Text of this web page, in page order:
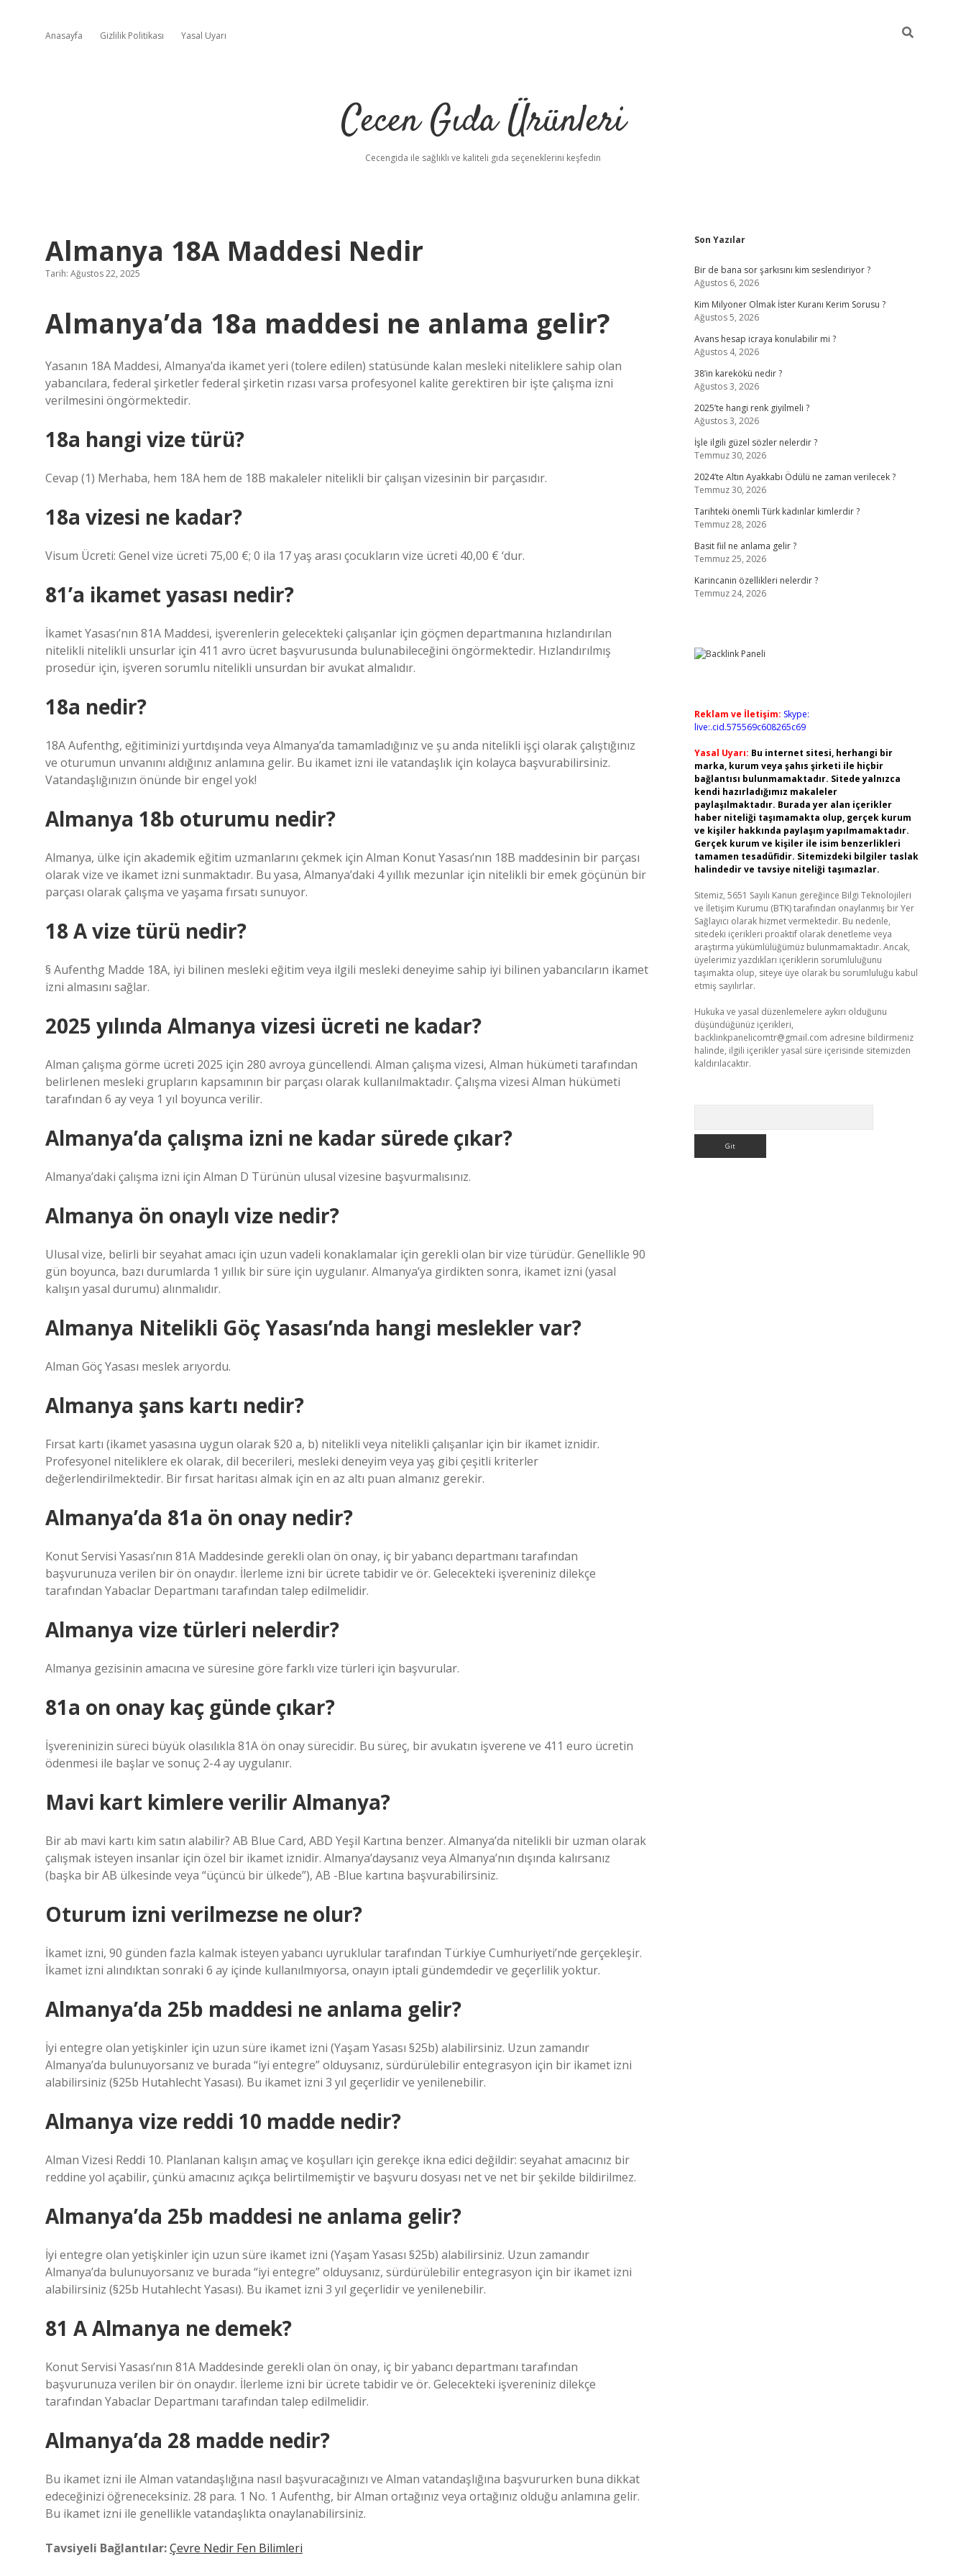
Anasayfa Gizlilik Politikası Yasal Uyarı
Cecen Gıda Ürünleri
Cecengida ile sağlıklı ve kaliteli gıda seçeneklerini keşfedin
Almanya 18A Maddesi Nedir
Tarih: Ağustos 22, 2025
Almanya’da 18a maddesi ne anlama gelir?
Yasanın 18A Maddesi, Almanya’da ikamet yeri (tolere edilen) statüsünde kalan mesleki niteliklere sahip olan
yabancılara, federal şirketler federal şirketin rızası varsa profesyonel kalite gerektiren bir işte çalışma izni
verilmesini öngörmektedir.
18a hangi vize türü?
Cevap (1) Merhaba, hem 18A hem de 18B makaleler nitelikli bir çalışan vizesinin bir parçasıdır.
18a vizesi ne kadar?
Visum Ücreti: Genel vize ücreti 75,00 €; 0 ila 17 yaş arası çocukların vize ücreti 40,00 € ‘dur.
81’a ikamet yasası nedir?
İkamet Yasası’nın 81A Maddesi, işverenlerin gelecekteki çalışanlar için göçmen departmanına hızlandırılan
nitelikli nitelikli unsurlar için 411 avro ücret başvurusunda bulunabileceğini öngörmektedir. Hızlandırılmış
prosedür için, işveren sorumlu nitelikli unsurdan bir avukat almalıdır.
18a nedir?
18A Aufenthg, eğitiminizi yurtdışında veya Almanya’da tamamladığınız ve şu anda nitelikli işçi olarak çalıştığınız
ve oturumun unvanını aldığınız anlamına gelir. Bu ikamet izni ile vatandaşlık için kolayca başvurabilirsiniz.
Vatandaşlığınızın önünde bir engel yok!
Almanya 18b oturumu nedir?
Almanya, ülke için akademik eğitim uzmanlarını çekmek için Alman Konut Yasası’nın 18B maddesinin bir parçası
olarak vize ve ikamet izni sunmaktadır. Bu yasa, Almanya’daki 4 yıllık mezunlar için nitelikli bir emek göçünün bir
parçası olarak çalışma ve yaşama fırsatı sunuyor.
18 A vize türü nedir?
§ Aufenthg Madde 18A, iyi bilinen mesleki eğitim veya ilgili mesleki deneyime sahip iyi bilinen yabancıların ikamet
izni almasını sağlar.
2025 yılında Almanya vizesi ücreti ne kadar?
Alman çalışma görme ücreti 2025 için 280 avroya güncellendi. Alman çalışma vizesi, Alman hükümeti tarafından
belirlenen mesleki grupların kapsamının bir parçası olarak kullanılmaktadır. Çalışma vizesi Alman hükümeti
tarafından 6 ay veya 1 yıl boyunca verilir.
Almanya’da çalışma izni ne kadar sürede çıkar?
Almanya’daki çalışma izni için Alman D Türünün ulusal vizesine başvurmalısınız.
Almanya ön onaylı vize nedir?
Ulusal vize, belirli bir seyahat amacı için uzun vadeli konaklamalar için gerekli olan bir vize türüdür. Genellikle 90
gün boyunca, bazı durumlarda 1 yıllık bir süre için uygulanır. Almanya’ya girdikten sonra, ikamet izni (yasal
kalışın yasal durumu) alınmalıdır.
Almanya Nitelikli Göç Yasası’nda hangi meslekler var?
Alman Göç Yasası meslek arıyordu.
Almanya şans kartı nedir?
Fırsat kartı (ikamet yasasına uygun olarak §20 a, b) nitelikli veya nitelikli çalışanlar için bir ikamet iznidir.
Profesyonel niteliklere ek olarak, dil becerileri, mesleki deneyim veya yaş gibi çeşitli kriterler
değerlendirilmektedir. Bir fırsat haritası almak için en az altı puan almanız gerekir.
Almanya’da 81a ön onay nedir?
Konut Servisi Yasası’nın 81A Maddesinde gerekli olan ön onay, iç bir yabancı departmanı tarafından
başvurunuza verilen bir ön onaydır. İlerleme izni bir ücrete tabidir ve ör. Gelecekteki işvereniniz dilekçe
tarafından Yabaclar Departmanı tarafından talep edilmelidir.
Almanya vize türleri nelerdir?
Almanya gezisinin amacına ve süresine göre farklı vize türleri için başvurular.
81a on onay kaç günde çıkar?
İşvereninizin süreci büyük olasılıkla 81A ön onay sürecidir. Bu süreç, bir avukatın işverene ve 411 euro ücretin
ödenmesi ile başlar ve sonuç 2-4 ay uygulanır.
Mavi kart kimlere verilir Almanya?
Bir ab mavi kartı kim satın alabilir? AB Blue Card, ABD Yeşil Kartına benzer. Almanya’da nitelikli bir uzman olarak
çalışmak isteyen insanlar için özel bir ikamet iznidir. Almanya’daysanız veya Almanya’nın dışında kalırsanız
(başka bir AB ülkesinde veya “üçüncü bir ülkede”), AB -Blue kartına başvurabilirsiniz.
Oturum izni verilmezse ne olur?
İkamet izni, 90 günden fazla kalmak isteyen yabancı uyruklular tarafından Türkiye Cumhuriyeti’nde gerçekleşir.
İkamet izni alındıktan sonraki 6 ay içinde kullanılmıyorsa, onayın iptali gündemdedir ve geçerlilik yoktur.
Almanya’da 25b maddesi ne anlama gelir?
İyi entegre olan yetişkinler için uzun süre ikamet izni (Yaşam Yasası §25b) alabilirsiniz. Uzun zamandır
Almanya’da bulunuyorsanız ve burada “iyi entegre” olduysanız, sürdürülebilir entegrasyon için bir ikamet izni
alabilirsiniz (§25b Hutahlecht Yasası). Bu ikamet izni 3 yıl geçerlidir ve yenilenebilir.
Almanya vize reddi 10 madde nedir?
Alman Vizesi Reddi 10. Planlanan kalışın amaç ve koşulları için gerekçe ikna edici değildir: seyahat amacınız bir
reddine yol açabilir, çünkü amacınız açıkça belirtilmemiştir ve başvuru dosyası net ve net bir şekilde bildirilmez.
Almanya’da 25b maddesi ne anlama gelir?
İyi entegre olan yetişkinler için uzun süre ikamet izni (Yaşam Yasası §25b) alabilirsiniz. Uzun zamandır
Almanya’da bulunuyorsanız ve burada “iyi entegre” olduysanız, sürdürülebilir entegrasyon için bir ikamet izni
alabilirsiniz (§25b Hutahlecht Yasası). Bu ikamet izni 3 yıl geçerlidir ve yenilenebilir.
81 A Almanya ne demek?
Konut Servisi Yasası’nın 81A Maddesinde gerekli olan ön onay, iç bir yabancı departmanı tarafından
başvurunuza verilen bir ön onaydır. İlerleme izni bir ücrete tabidir ve ör. Gelecekteki işvereniniz dilekçe
tarafından Yabaclar Departmanı tarafından talep edilmelidir.
Almanya’da 28 madde nedir?
Bu ikamet izni ile Alman vatandaşlığına nasıl başvuracağınızı ve Alman vatandaşlığına başvururken buna dikkat
edeceğinizi öğreneceksiniz. 28 para. 1 No. 1 Aufenthg, bir Alman ortağınız veya ortağınız olduğu anlamına gelir.
Bu ikamet izni ile genellikle vatandaşlıkta onaylanabilirsiniz.
Tavsiyeli Bağlantılar:Çevre Nedir Fen Bilimleri
Sidebar
Son Yazılar
Bir de bana sor şarkısını kim seslendiriyor ?
Ağustos 6, 2026
Kim Milyoner Olmak İster Kuranı Kerim Sorusu ?
Ağustos 5, 2026
Avans hesap icraya konulabilir mi ?
Ağustos 4, 2026
38’in karekökü nedir ?
Ağustos 3, 2026
2025’te hangi renk giyilmeli ?
Ağustos 3, 2026
İşle ilgili güzel sözler nelerdir ?
Temmuz 30, 2026
2024’te Altın Ayakkabı Ödülü ne zaman verilecek ?
Temmuz 30, 2026
Tarihteki önemli Türk kadınlar kimlerdir ?
Temmuz 28, 2026
Basit fiil ne anlama gelir ?
Temmuz 25, 2026
Karincanin özellikleri nelerdir ?
Temmuz 24, 2026
Reklam ve İletişim: Skype:
live:.cid.575569c608265c69
Yasal Uyarı: Bu internet sitesi, herhangi bir
marka, kurum veya şahıs şirketi ile hiçbir
bağlantısı bulunmamaktadır. Sitede yalnızca
kendi hazırladığımız makaleler
paylaşılmaktadır. Burada yer alan içerikler
haber niteliği taşımamakta olup, gerçek kurum
ve kişiler hakkında paylaşım yapılmamaktadır.
Gerçek kurum ve kişiler ile isim benzerlikleri
tamamen tesadüfidir. Sitemizdeki bilgiler taslak
halindedir ve tavsiye niteliği taşımazlar.
Sitemiz, 5651 Sayılı Kanun gereğince Bilgi Teknolojileri
ve İletişim Kurumu (BTK) tarafından onaylanmış bir Yer
Sağlayıcı olarak hizmet vermektedir. Bu nedenle,
sitedeki içerikleri proaktif olarak denetleme veya
araştırma yükümlülüğümüz bulunmamaktadır. Ancak,
üyelerimiz yazdıkları içeriklerin sorumluluğunu
taşımakta olup, siteye üye olarak bu sorumluluğu kabul
etmiş sayılırlar.
Hukuka ve yasal düzenlemelere aykırı olduğunu
düşündüğünüz içerikleri,
backlinkpanelicomtr@gmail.com adresine bildirmeniz
halinde, ilgili içerikler yasal süre içerisinde sitemizden
kaldırılacaktır.
https://hiltonbet-giris.com/